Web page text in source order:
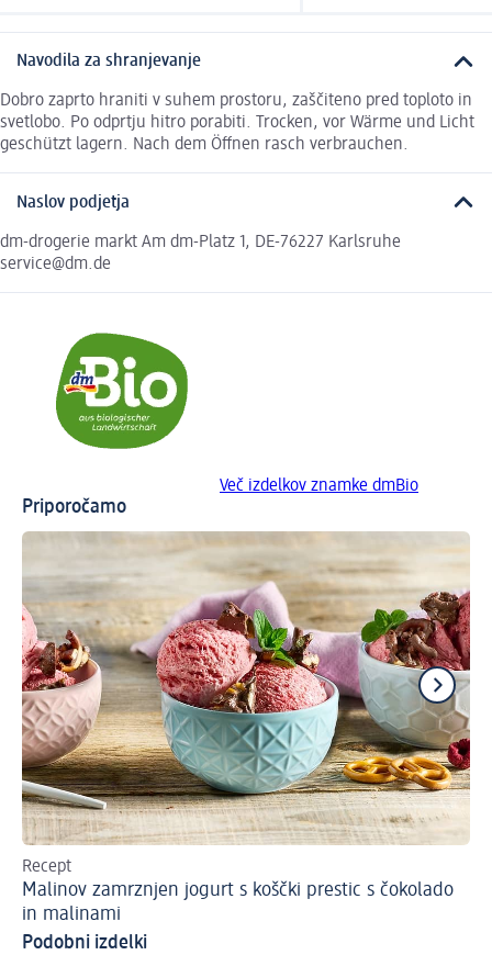
Navodila za shranjevanje
Dobro zaprto hraniti v suhem prostoru, zaščiteno pred toploto in
svetlobo. Po odprtju hitro porabiti. Trocken, vor Wärme und Licht
geschützt lagern. Nach dem Öffnen rasch verbrauchen.
Naslov podjetja
dm-drogerie markt Am dm-Platz 1, DE-76227 Karlsruhe
service@dm.de
Več izdelkov znamke dmBio
Priporočamo
Recept
Malinov zamrznjen jogurt s koščki prestic s čokolado
in malinami
Podobni izdelki